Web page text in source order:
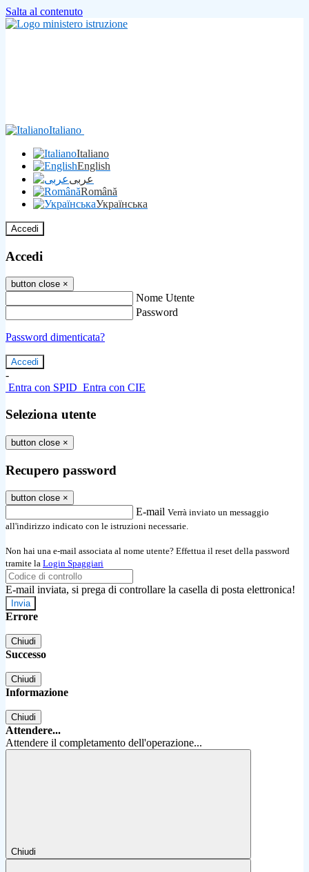
Salta al contenuto
Italiano
Italiano
English
عربى
Română
Українська
Accedi
Accedi
button close ×
Nome Utente
Password
Password dimenticata?
-
Entra con SPID Entra con CIE
Seleziona utente
button close ×
Recupero password
button close ×
E-mail Verrà inviato un messaggio
all'indirizzo indicato con le istruzioni necessarie.
Non hai una e-mail associata al nome utente? Effettua il reset della password
tramite la Login Spaggiari
E-mail inviata, si prega di controllare la casella di posta elettronica!
Errore
Chiudi
Successo
Chiudi
Informazione
Chiudi
Attendere...
Attendere il completamento dell'operazione...
Chiudi